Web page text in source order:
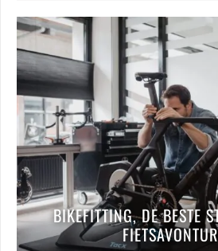
BIKEFITTING, DE BESTE